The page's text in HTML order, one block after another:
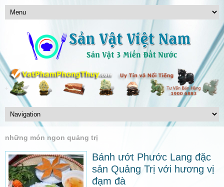
những món ngon quảng trị
Bánh ướt Phước Lang đặc
sản Quảng Trị với hương vị
đạm đà